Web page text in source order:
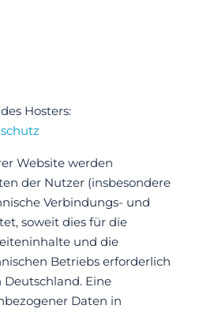
Hosters:
Website werden
der Nutzer (insbesondere
Verbindungs- und
soweit dies für die
und die
Betriebs erforderlich
Deutschland. Eine
Daten in